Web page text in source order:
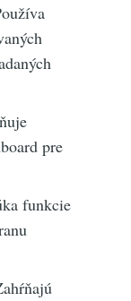
pre
funkcie